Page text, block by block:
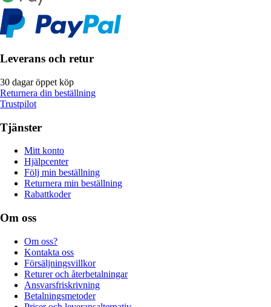
Leverans och retur
30 dagar öppet köp
Returnera din beställning
Trustpilot
Tjänster
Mitt konto
Hjälpcenter
Följ min beställning
Returnera min beställning
Rabattkoder
Om oss
Om oss?
Kontakta oss
Försäljningsvillkor
Returer och återbetalningar
Ansvarsfriskrivning
Betalningsmetoder